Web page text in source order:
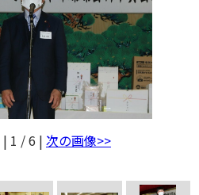
| 1 / 6 | 次の画像>>